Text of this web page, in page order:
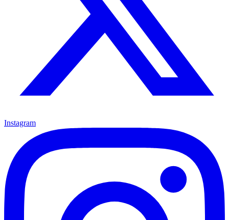
Instagram